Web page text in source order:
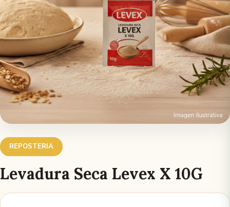
REPOSTERIA
Levadura Seca Levex X 10G